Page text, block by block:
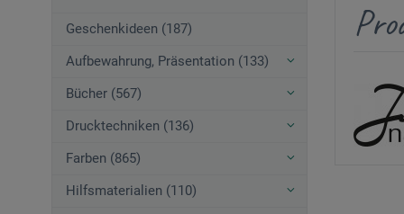
Geschenkideen (187)
Aufbewahrung, Präsentation (133)
Bücher (567)
Drucktechniken (136)
Farben (865)
Hilfsmaterialien (110)